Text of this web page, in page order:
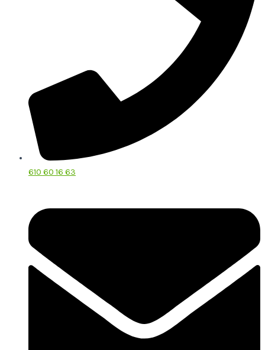
610 60 16 63